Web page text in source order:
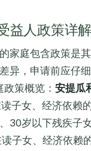
益人政策详解
家庭包含政策是
异，申请前应仔
策概览： 安提瓜
子女、经济依赖
30岁以下残疾子
子女、经济依赖